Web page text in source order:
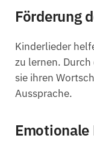
Förderung
Kinderlieder
zu lernen.
sie ihren
Aussprache.